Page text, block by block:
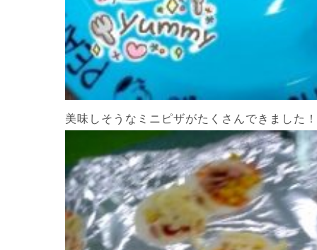
美味しそうなミニピザがたくさんできました！